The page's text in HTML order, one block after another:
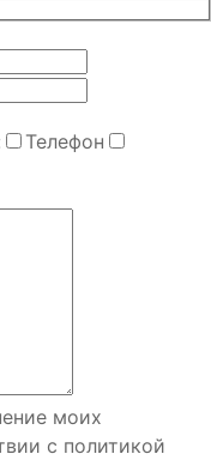
Телефон
моих
с политикой